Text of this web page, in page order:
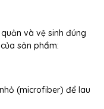
và vệ sinh đúng
sản phẩm:
(microfiber) để lau